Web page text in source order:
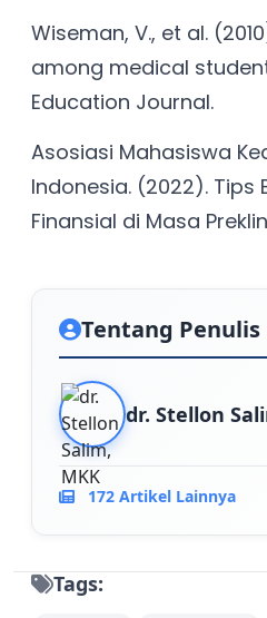
Wiseman, V., et al.
among medical
Education Journal.
Asosiasi Mahasiswa
Indonesia. (2022). Tips
Finansial di Masa
Tentang Penulis
dr. Stellon
172 Artikel Lainnya
Tags: